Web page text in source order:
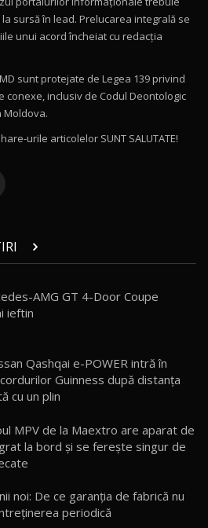
ES90 / Test Drive AutoBlog.MD
HS / Test Drive AutoBlog.MD
aventura cu luxul / AutoBlog.MD
face lumea să se întoarcă după el
nr.1 BYD în Moldova? BYD Seal U
la sursă în lead. Prelucarea integrală se
unui acord încheiat cu redacţia
sunt protejate de Legea 139 privind
inclusiv de Codul Deontologic
Moldova.
urile articolelor SUNT SALUTATE!
AMG GT 4-Door Coupe
ieftin
Qashqai e-POWER intră în
Guinness după distanța
cu un plin
MPV de la Maextro are aparat de
la bord și se ferește singur de
noi: De ce garanția de fabrică nu
periodică